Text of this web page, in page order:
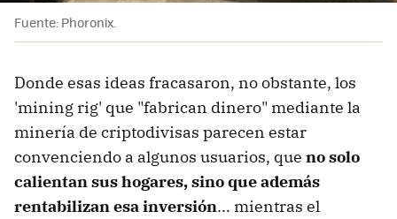
Fuente: Phoronix.
Donde esas ideas fracasaron, no obstante, los
'mining rig' que "fabrican dinero" mediante la
minería de criptodivisas parecen estar
convenciendo a algunos usuarios, que no solo
calientan sus hogares, sino que además
rentabilizan esa inversión... mientras el